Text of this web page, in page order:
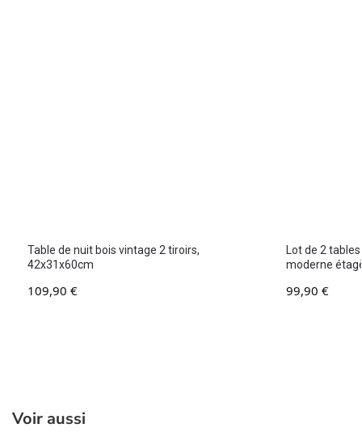
Table de nuit bois vintage 2 tiroirs,
42x31x60cm
109,90 €
Lot de 2
moderne
99,90 €
Voir aussi